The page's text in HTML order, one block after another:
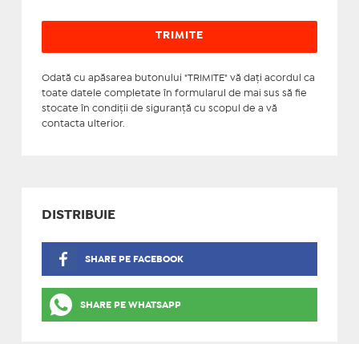
Odată cu apăsarea butonului "TRIMITE" vă daţi acordul ca
toate datele completate în formularul de mai sus să fie
stocate în condiţii de siguranţă cu scopul de a vă
contacta ulterior.
DISTRIBUIE
SHARE PE FACEBOOK
SHARE PE WHATSAPP